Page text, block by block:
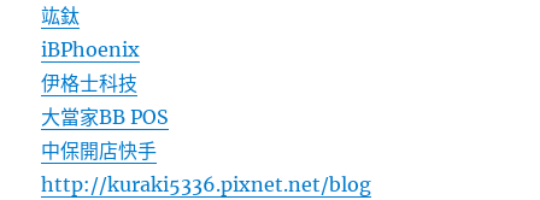
竑鈦
iBPhoenix
伊格士科技
大當家BB POS
中保開店快手
http://kuraki5336.pixnet.net/blog